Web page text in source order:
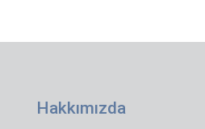
Hakkımızda